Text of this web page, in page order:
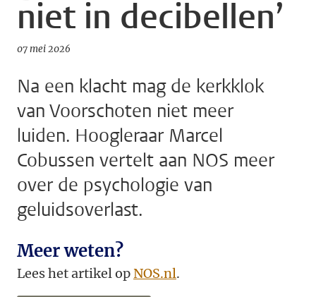
niet in decibellen’
07 mei 2026
Na een klacht mag de kerkklok
van Voorschoten niet meer
luiden. Hoogleraar Marcel
Cobussen vertelt aan NOS meer
over de psychologie van
geluidsoverlast.
Meer weten?
Lees het artikel opNOS.nl.